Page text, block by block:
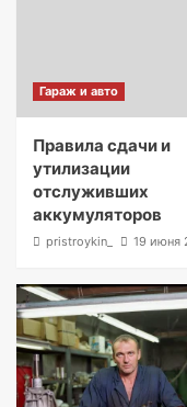
Гараж и авто
Правила сдачи и
утилизации
отслуживших
аккумуляторов
pristroykin_ 19 июня